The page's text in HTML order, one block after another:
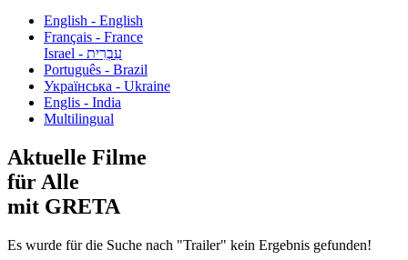
English - English
Français - France
עִבְרִית - Israel
Português - Brazil
Українська - Ukraine
Englis - India
Multilingual
Aktuelle Filme
für Alle
mit GRETA
Es wurde für die Suche nach "Trailer" kein Ergebnis gefunden!